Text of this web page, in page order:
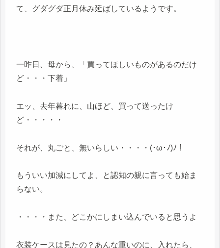
て、グダグダ正月休み延ばしているようです。
一昨日、母から、「買ってほしいものがあるのだけ
ど・・・下着」
エッ、去年暮れに、山ほど、買って送ったけ
ど・・・・・
それが、丸ごと、無いらしい・・・・(･ω･ﾉ)ﾉ！
もういい加減にしてよ、と認知の親に言っても始ま
らない。
・・・・また、どこかにしまい込んでいると思うよ
衣装ケースは見たの？あんな重いのに、入れたら、